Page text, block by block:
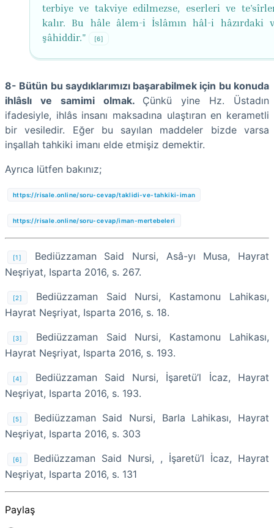
terbiye ve takviye edilmezse, eserleri ve
kalır. Bu hâle âlem-i İslâmın hâl-i hâzırdaki
şâhiddir."
[6]
8- Bütün bu saydıklarımızı başarabilmek için bu konuda
ihlâslı ve samimi olmak. Çünkü yine Hz. Üstadın
ifadesiyle, ihlâs insanı maksadına ulaştıran en kerametli
bir vesiledir. Eğer bu sayılan maddeler bizde varsa
inşallah tahkiki imanı elde etmişiz demektir.
Ayrıca lütfen bakınız;
https://risale.online/soru-cevap/taklidi-ve-tahkiki-iman
https://risale.online/soru-cevap/iman-mertebeleri
[1]
Bediüzzaman Said Nursi, Asâ-yı Musa, Hayrat
Neşriyat, Isparta 2016, s. 267.
[2]
Bediüzzaman Said Nursi, Kastamonu Lahikası,
Hayrat Neşriyat, Isparta 2016, s. 18.
[3]
Bediüzzaman Said Nursi, Kastamonu Lahikası,
Hayrat Neşriyat, Isparta 2016, s. 193.
[4]
Bediüzzaman Said Nursi, İşaretü’l İcaz, Hayrat
Neşriyat, Isparta 2016, s. 193.
[5]
Bediüzzaman Said Nursi, Barla Lahikası, Hayrat
Neşriyat, Isparta 2016, s. 303
[6]
Bediüzzaman Said Nursi, , İşaretü’l İcaz, Hayrat
Neşriyat, Isparta 2016, s. 131
Paylaş